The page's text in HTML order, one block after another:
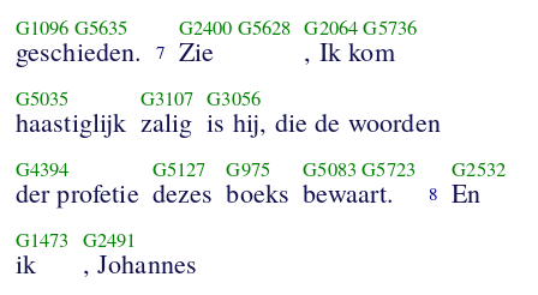
G1096 G5635
geschieden. 7
G2400 G5628
Zie
G2064 G5736
, Ik kom
G5035
haastiglijk
G3107
zalig
G3056
is hij, die de woorden
G4394
der profetie
G5127
dezes
G975
boeks
G5083 G5723
bewaart. 8
G2532
En
G1473
ik
G2491
, Johannes